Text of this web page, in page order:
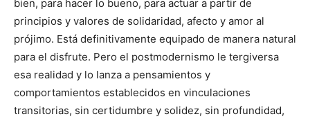
bien, para hacer lo bueno, para actuar a partir de
principios y valores de solidaridad, afecto y amor al
prójimo. Está definitivamente equipado de manera natural
para el disfrute. Pero el postmodernismo le tergiversa
esa realidad y lo lanza a pensamientos y
comportamientos establecidos en vinculaciones
transitorias, sin certidumbre y solidez, sin profundidad,